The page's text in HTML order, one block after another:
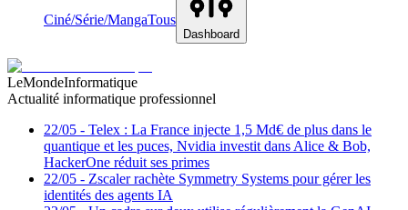
Ciné/Série/MangaTous
Dashboard
LeMondeInformatique
Actualité informatique professionnel
22/05 - Telex : La France injecte 1,5 Md€ de plus dans le
quantique et les puces, Nvidia investit dans Alice & Bob,
HackerOne réduit ses primes
22/05 - Zscaler rachète Symmetry Systems pour gérer les
identités des agents IA